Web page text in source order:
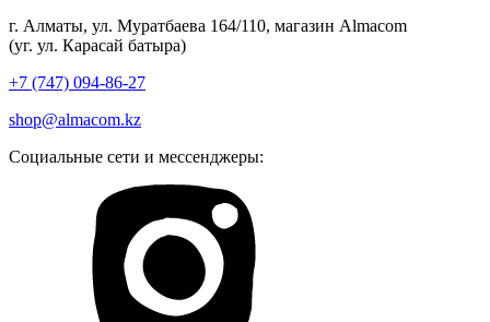
г. Алматы, ул. Муратбаева 164/110, магазин Almacom
(уг. ул. Карасай батыра)
+7 (747) 094-86-27
shop@almacom.kz
Социальные сети и мессенджеры: